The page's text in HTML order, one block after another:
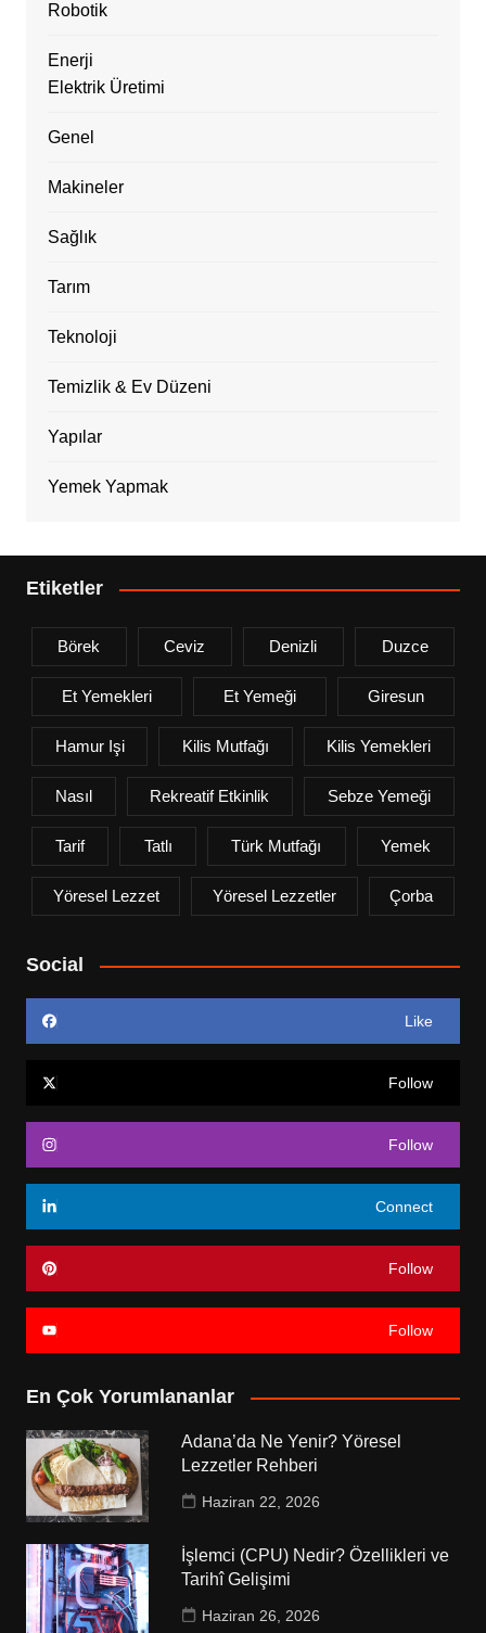
Robotik
Enerji
Elektrik Üretimi
Genel
Makineler
Sağlık
Tarım
Teknoloji
Temizlik & Ev Düzeni
Yapılar
Yemek Yapmak
Etiketler
Börek Ceviz Denizli Duzce
Et Yemekleri Et Yemeği Giresun
Hamur Işi Kilis Mutfağı Kilis Yemekleri
Nasıl Rekreatif Etkinlik Sebze Yemeği
Tarif Tatlı Türk Mutfağı Yemek
Yöresel Lezzet Yöresel Lezzetler Çorba
Social
Like
Follow
Follow
Connect
Follow
Follow
En Çok Yorumlananlar
Adana’da Ne Yenir? Yöresel
Lezzetler Rehberi
Haziran 22, 2026
İşlemci (CPU) Nedir? Özellikleri ve
Tarihî Gelişimi
Haziran 26, 2026